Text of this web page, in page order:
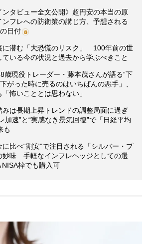
ンタビュー全文公開》超円安の本当の原
ンフレへの防衛策の講じ方、予想される
日付
に潜む「大恐慌のリスク」 100年前の世
いる今の状況と過去から学ぶべきこと
歳現役トレーダー・藤本茂さんが語る“下
がった時に売るのはいちばんの悪手」、
怖いこととは思わない」
みは長期上昇トレンドの調整局面に過ぎ
速”と“実感なき景気回復”で「日経平均
も
比べ“割安”で注目される「シルバー・プ
妙味 手軽なインフレヘッジとしての選
枠でも購入可